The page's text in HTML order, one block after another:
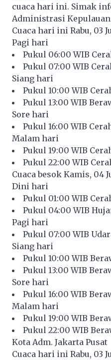
cuaca hari ini. Simak
Administrasi Kepulauan
Cuaca hari ini Rabu, 03
Pagi hari
Pukul 06:00 WIB
Pukul 07:00 WIB
Siang hari
Pukul 10:00 WIB
Pukul 13:00 WIB
Sore hari
Pukul 16:00 WIB
Malam hari
Pukul 19:00 WIB
Pukul 22:00 WIB
Cuaca besok Kamis, 04
Dini hari
Pukul 01:00 WIB
Pukul 04:00 WIB
Pagi hari
Pukul 07:00 WIB
Siang hari
Pukul 10:00 WIB
Pukul 13:00 WIB
Sore hari
Pukul 16:00 WIB
Malam hari
Pukul 19:00 WIB
Pukul 22:00 WIB
Kota Adm. Jakarta Pusat
Cuaca hari ini Rabu, 03